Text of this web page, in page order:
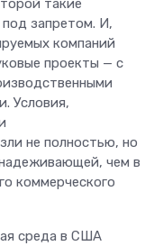
запретом. И,
компаний
проекты — с
Условия,
не полностью, но
чем в
коммерческого
среда в США